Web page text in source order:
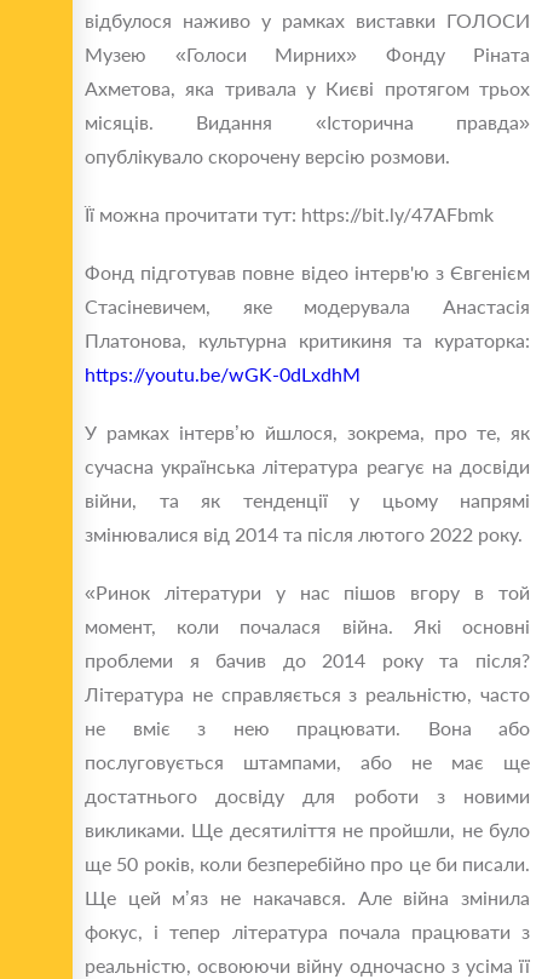
відбулося наживо у рамках виставки ГОЛОСИ
Музею «Голоси Мирних» Фонду Ріната
Ахметова, яка тривала у Києві протягом трьох
місяців. Видання «Історична правда»
опублікувало скорочену версію розмови.
Її можна прочитати тут: https://bit.ly/47AFbmk
Фонд підготував повне відео інтерв'ю з Євгенієм
Стасіневичем, яке модерувала Анастасія
Платонова, культурна критикиня та кураторка:
https://youtu.be/wGK-0dLxdhM
У рамках інтерв’ю йшлося, зокрема, про те, як
сучасна українська література реагує на досвіди
війни, та як тенденції у цьому напрямі
змінювалися від 2014 та після лютого 2022 року.
«Ринок літератури у нас пішов вгору в той
момент, коли почалася війна. Які основні
проблеми я бачив до 2014 року та після?
Література не справляється з реальністю, часто
не вміє з нею працювати. Вона або
послуговується штампами, або не має ще
достатнього досвіду для роботи з новими
викликами. Ще десятиліття не пройшли, не було
ще 50 років, коли безперебійно про це би писали.
Ще цей м’яз не накачався. Але війна змінила
фокус, і тепер література почала працювати з
реальністю, освоюючи війну одночасно з усіма її